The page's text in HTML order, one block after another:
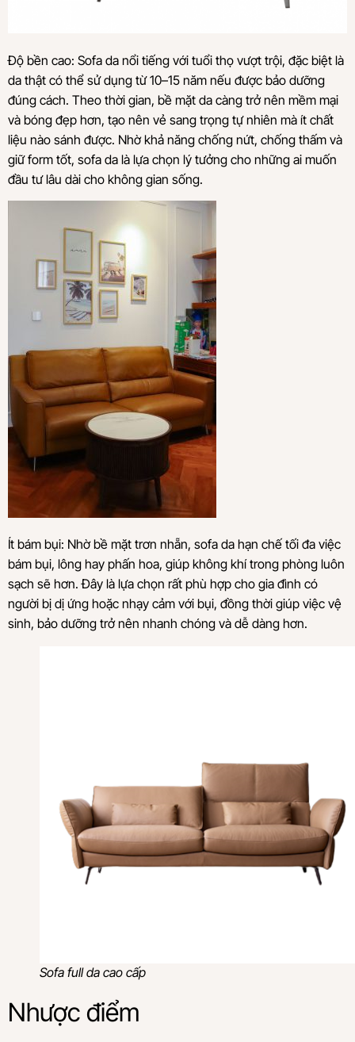
Độ bền cao: Sofa da nổi tiếng với tuổi thọ vượt trội, đặc biệt là
da thật có thể sử dụng từ 10–15 năm nếu được bảo dưỡng
đúng cách. Theo thời gian, bề mặt da càng trở nên mềm mại
và bóng đẹp hơn, tạo nên vẻ sang trọng tự nhiên mà ít chất
liệu nào sánh được. Nhờ khả năng chống nứt, chống thấm và
giữ form tốt, sofa da là lựa chọn lý tưởng cho những ai muốn
đầu tư lâu dài cho không gian sống.
Ít bám bụi: Nhờ bề mặt trơn nhẵn, sofa da hạn chế tối đa việc
bám bụi, lông hay phấn hoa, giúp không khí trong phòng luôn
sạch sẽ hơn. Đây là lựa chọn rất phù hợp cho gia đình có
người bị dị ứng hoặc nhạy cảm với bụi, đồng thời giúp việc vệ
sinh, bảo dưỡng trở nên nhanh chóng và dễ dàng hơn.
Sofa full da cao cấp
Nhược điểm